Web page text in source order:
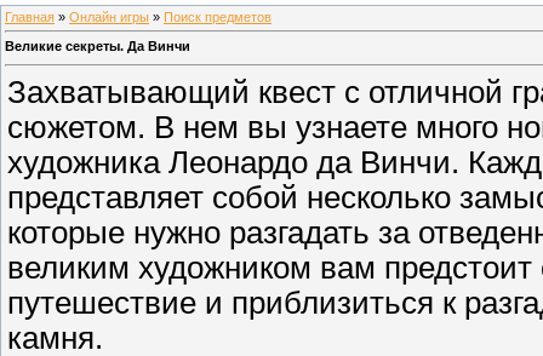
Главная » Онлайн игры » Поиск предметов
Великие секреты. Да Винчи
Захватывающий квест с отличной
сюжетом. В нем вы узнаете много
художника Леонардо да Винчи.
представляет собой несколько
которые нужно разгадать за
великим художником вам
путешествие и приблизиться к
камня.